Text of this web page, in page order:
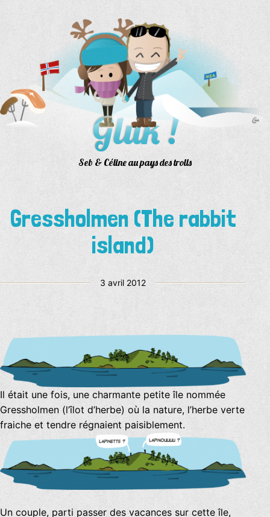
Gluk !
Seb & Céline au pays des trolls
Gressholmen (The rabbit
island)
Publié
3 avril 2012
Il était une fois, une charmante petite île nommée
Gressholmen (l’îlot d’herbe) où la nature, l’herbe verte
fraiche et tendre régnaient paisiblement.
Un couple, parti passer des vacances sur cette île,